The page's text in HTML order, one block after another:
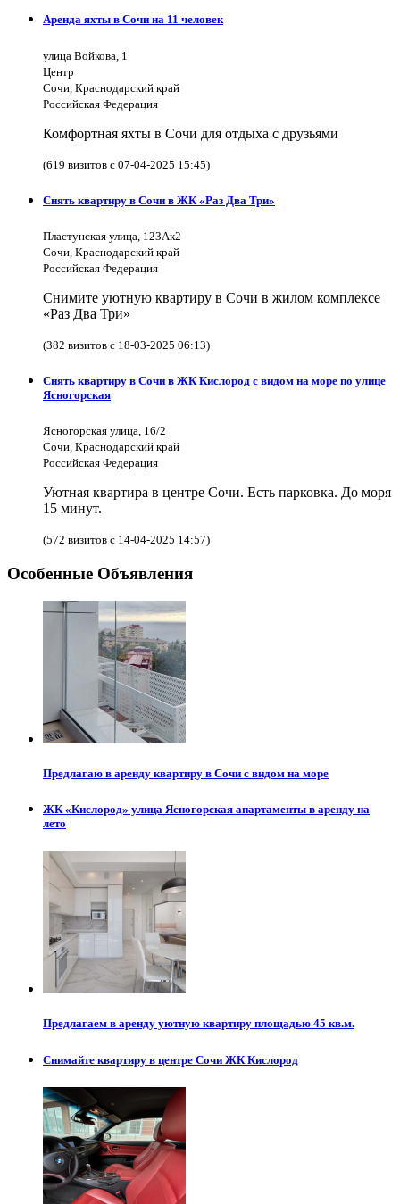
Аренда яхты в Сочи на 11 человек
улица Войкова, 1
Центр
Сочи, Краснодарский край
Российская Федерация
Комфортная яхты в Сочи для отдыха с друзьями
(619 визитов с 07-04-2025 15:45)
Снять квартиру в Сочи в ЖК «Раз Два Три»
Пластунская улица, 123Ак2
Сочи, Краснодарский край
Российская Федерация
Снимите уютную квартиру в Сочи в жилом комплексе
«Раз Два Три»
(382 визитов с 18-03-2025 06:13)
Снять квартиру в Сочи в ЖК Кислород с видом на море по улице
Ясногорская
Ясногорская улица, 16/2
Сочи, Краснодарский край
Российская Федерация
Уютная квартира в центре Сочи. Есть парковка. До моря
15 минут.
(572 визитов с 14-04-2025 14:57)
Особенные Объявления
Предлагаю в аренду квартиру в Сочи с видом на море
ЖК «Кислород» улица Ясногорская апартаменты в аренду на
лето
Предлагаем в аренду уютную квартиру площадью 45 кв.м.
Снимайте квартиру в центре Сочи ЖК Кислород